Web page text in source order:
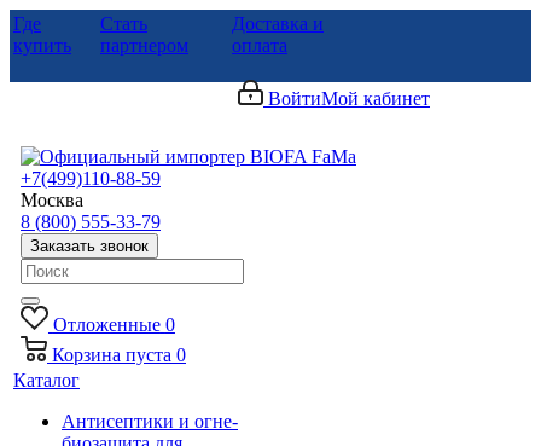
Где
купить
Стать
партнером
Доставка и
оплата
ВойтиМой кабинет
+7(499)110-88-59
Москва
8 (800) 555-33-79
Заказать звонок
Отложенные 0
Корзина пуста 0
Каталог
Антисептики и огне-